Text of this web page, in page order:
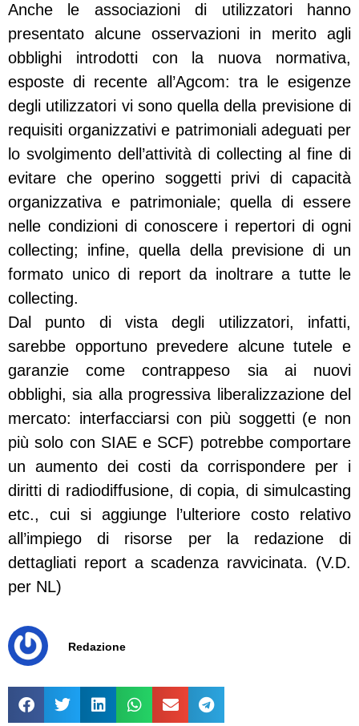
Anche le associazioni di utilizzatori hanno
presentato alcune osservazioni in merito agli
obblighi introdotti con la nuova normativa,
esposte di recente all’Agcom: tra le esigenze
degli utilizzatori vi sono quella della previsione di
requisiti organizzativi e patrimoniali adeguati per
lo svolgimento dell’attività di collecting al fine di
evitare che operino soggetti privi di capacità
organizzativa e patrimoniale; quella di essere
nelle condizioni di conoscere i repertori di ogni
collecting; infine, quella della previsione di un
formato unico di report da inoltrare a tutte le
collecting.
Dal punto di vista degli utilizzatori, infatti,
sarebbe opportuno prevedere alcune tutele e
garanzie come contrappeso sia ai nuovi
obblighi, sia alla progressiva liberalizzazione del
mercato: interfacciarsi con più soggetti (e non
più solo con SIAE e SCF) potrebbe comportare
un aumento dei costi da corrispondere per i
diritti di radiodiffusione, di copia, di simulcasting
etc., cui si aggiunge l’ulteriore costo relativo
all’impiego di risorse per la redazione di
dettagliati report a scadenza ravvicinata. (V.D.
per NL)
Redazione